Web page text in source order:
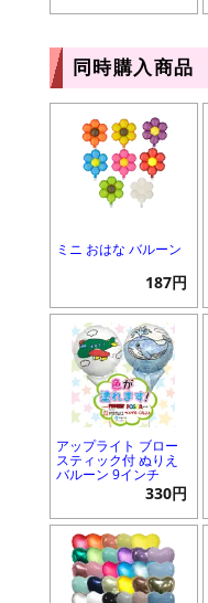
同時購入商品
ミニ おはな バルーン
187円
アップライト ブロー
スティック付 ぬりえ
バルーン 9インチ
330円